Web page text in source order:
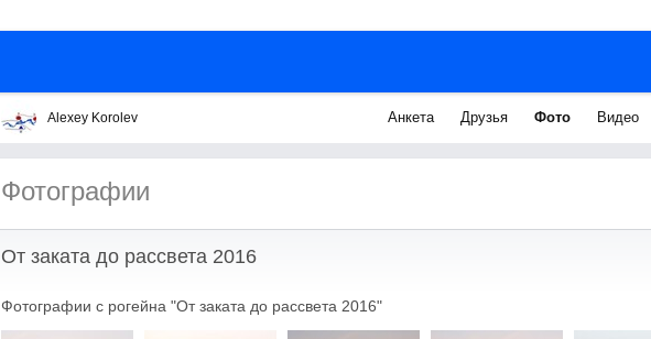
Alexey Korolev Анкета Друзья Фото Видео
Фотографии
От заката до рассвета 2016
Фотографии с рогейна "От заката до рассвета 2016"